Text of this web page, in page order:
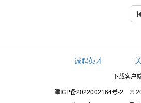
诚聘英才
下载客户
津ICP备2022002164号-2
©